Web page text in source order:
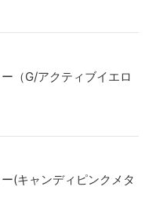
（G/アクティブイエロ
(キャンディピンクメタ